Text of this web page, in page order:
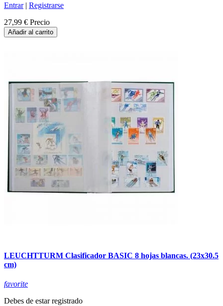
Entrar| Registrarse
27,99 € Precio
Añadir al carrito
LEUCHTTURM Clasificador BASIC 8 hojas blancas. (23x30.5
cm)
favorite
Debes de estar registrado